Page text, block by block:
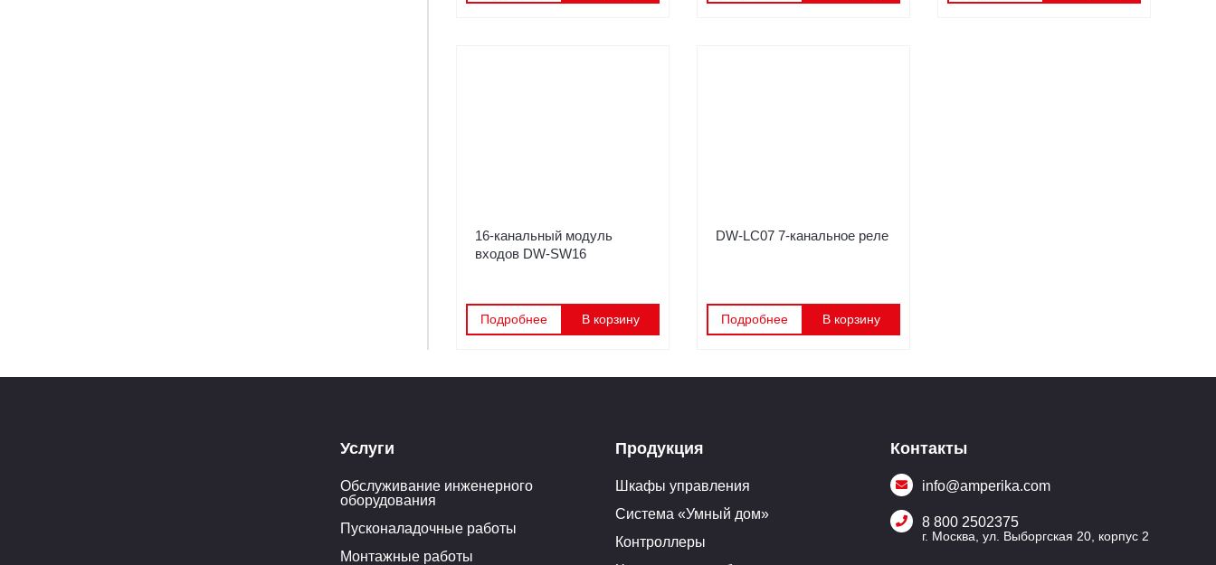
16-канальный модуль
входов DW-SW16
Подробнее В корзину
DW-LC07 7-канальное реле
Подробнее В корзину
Услуги
Обслуживание инженерного
оборудования
Пусконаладочные работы
Монтажные работы
Продукция
Шкафы управления
Система «Умный дом»
Контроллеры
Контакты
info@amperika.com
8 800 2502375
г. Москва, ул. Выборгская 20, корпус 2